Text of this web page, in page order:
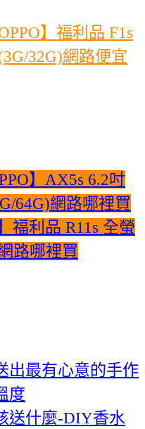
】福利品 F1s
32G)網路便宜
】AX5s 6.2吋
64G)網路哪裡買
福利品 R11s 全螢
路哪裡買
出最有心意的手作
度
送什麼-DIY香水